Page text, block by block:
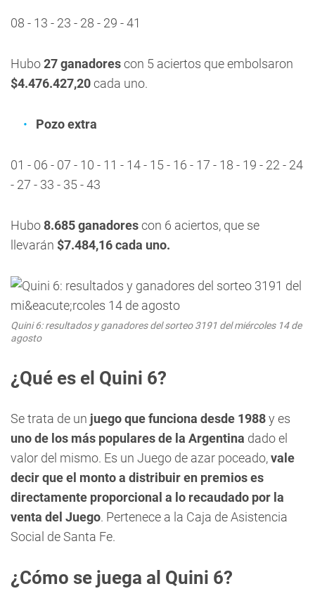
08 - 13 - 23 - 28 - 29 - 41
Hubo27 ganadorescon 5 aciertos que embolsaron
$4.476.427,20cada uno.
Pozo extra
01 - 06 - 07 - 10 - 11 - 14 - 15 - 16 - 17 - 18 - 19 - 22 - 24
- 27 - 33 - 35 - 43
Hubo8.685 ganadorescon 6 aciertos, que se
llevarán $7.484,16cada uno.
Quini 6: resultados y ganadores del sorteo 3191 del miércoles 14 de
agosto
¿Qué es el Quini 6?
Se trata de un juego que funciona desde 1988y es
uno de los más populares de la Argentina dado el
valor del mismo. Es un Juego de azar poceado,vale
decir que el monto a distribuir en premios es
directamente proporcional a lo recaudado por la
venta del Juego. Pertenece a la Caja de Asistencia
Social de Santa Fe.
¿Cómo se juega al Quini 6?